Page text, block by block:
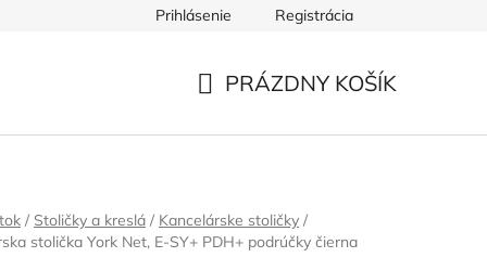
Prihlásenie Registrácia
PRÁZDNY KOŠÍK
/ Stoličky a kreslá / Kancelárske stoličky /
stolička York Net, E-SY+ PDH+ podrúčky čierna